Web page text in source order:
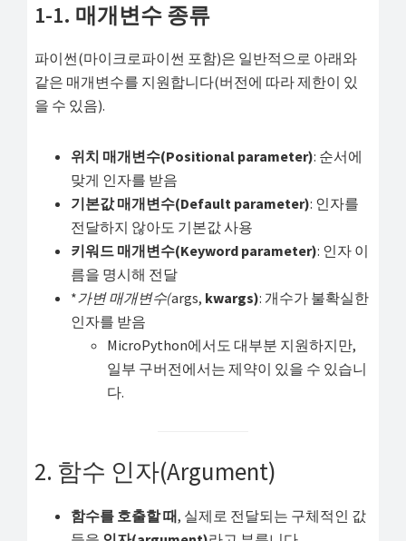
1-1. 매개변수 종류
파이썬(마이크로파이썬 포함)은 일반적으로 아래와
같은 매개변수를 지원합니다(버전에 따라 제한이 있
을 수 있음).
위치 매개변수(Positional parameter): 순서에
맞게 인자를 받음
기본값 매개변수(Default parameter): 인자를
전달하지 않아도 기본값 사용
키워드 매개변수(Keyword parameter): 인자 이
름을 명시해 전달
*가변 매개변수(args, kwargs): 개수가 불확실한
인자를 받음
MicroPython에서도 대부분 지원하지만,
일부 구버전에서는 제약이 있을 수 있습니
다.
2. 함수 인자(Argument)
함수를 호출할 때, 실제로 전달되는 구체적인 값